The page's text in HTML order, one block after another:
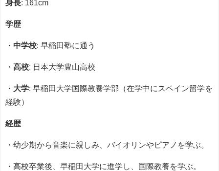
身長: 161cm
学歴
・ 中学校: 早稲田塾に通う
・ 高校: 日本大学豊山高校
・ 大学: 早稲田大学国際教養学部（在学中にスペイン留学を
経験）
経歴
・幼少期から音楽に親しみ、バイオリンやピアノを学ぶ。
・高校卒業後、早稲田大学に進学し、国際教養を学ぶ。